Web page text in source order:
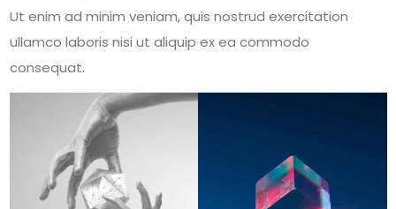
Ut enim ad minim veniam, quis nostrud exercitation
ullamco laboris nisi ut aliquip ex ea commodo
consequat.